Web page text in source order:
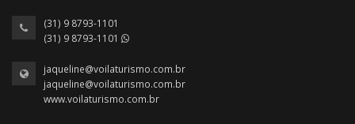
(31) 9 8793-1101
(31) 9 8793-1101
jaqueline@voilaturismo.com.br
jaqueline@voilaturismo.com.br
www.voilaturismo.com.br